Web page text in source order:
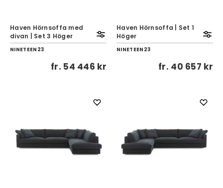
Haven Hörnsoffa med
divan | Set 3 Höger
NINETEEN23
fr. 54 446 kr
Haven Hörnsoffa | Set 1
Höger
NINETEEN23
fr. 40 657 kr